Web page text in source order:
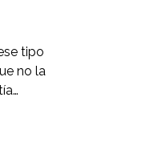
tipo
no la